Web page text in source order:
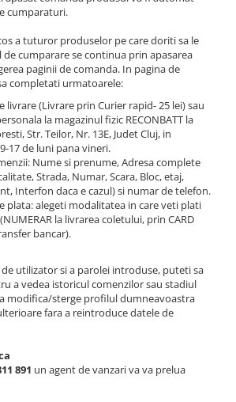
Li-Ion
cumparaturi.
a tuturor produselor pe care doriti sa le
cumparare se continua prin apasarea
paginii de comanda. In pagina de
completati urmatoarele:
livrare (Livrare prin Curier rapid- 25 lei) sau
la magazinul fizic RECONBATT la
Str. Teilor, Nr. 13E, Judet Cluj, in
17 de luni pana vineri.
Nume si prenume, Adresa complete
Strada, Numar, Scara, Bloc, etaj,
Interfon daca e cazul) si numar de telefon.
plata: alegeti modalitatea in care veti plati
la livrarea coletului, prin CARD
bancar).
utilizator si a parolei introduse, puteti sa
a vedea istoricul comenzilor sau stadiul
modifica/sterge profilul dumneavoastra
fara a reintroduce datele de
891 un agent de vanzari va va prelua